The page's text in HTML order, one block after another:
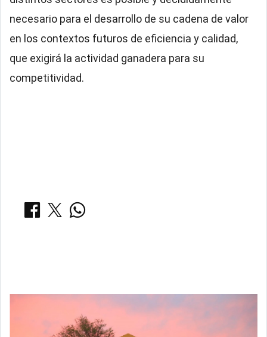
necesario para el desarrollo de su cadena de valor
en los contextos futuros de eficiencia y calidad,
que exigirá la actividad ganadera para su
competitividad.